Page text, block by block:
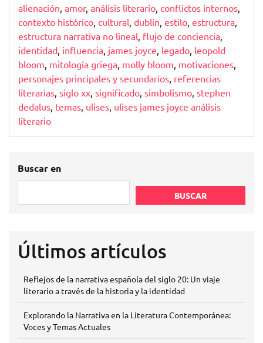
alienación, amor, análisis literario, conflictos internos,
contexto histórico, cultural, dublín, estilo, estructura,
estructura narrativa no lineal, flujo de conciencia,
identidad, influencia, james joyce, legado, leopold
bloom, mitología griega, molly bloom, motivaciones,
personajes principales y secundarios, referencias
literarias, siglo xx, significado, simbolismo, stephen
dedalus, temas, ulises, ulises james joyce análisis
literario
Buscar en
BUSCAR
Últimos artículos
Reflejos de la narrativa española del siglo 20: Un viaje
literario a través de la historia y la identidad
Explorando la Narrativa en la Literatura Contemporánea:
Voces y Temas Actuales